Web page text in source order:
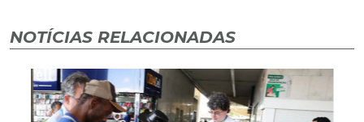
NOTÍCIAS RELACIONADAS